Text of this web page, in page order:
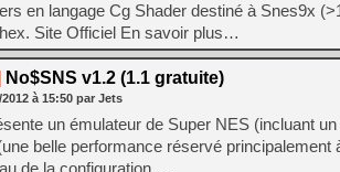
en langage Cg Shader destiné à Snes9x
Site Officiel En savoir plus…
No$SNS v1.2 (1.1 gratuite)
2012 à 15:50 par Jets
un émulateur de Super NES (incluant
belle performance réservé
de la configuration …